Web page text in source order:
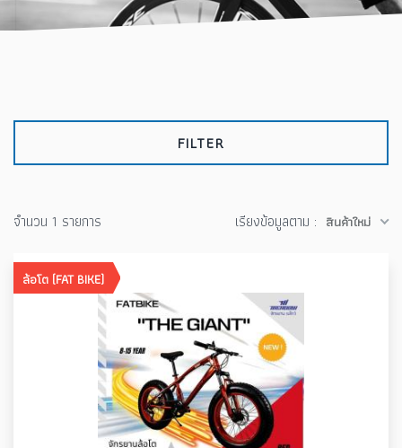
FILTER
จำนวน 1 รายการ เรียงข้อมูลตาม : สินค้าใหม่
ล้อโต (FAT BIKE)